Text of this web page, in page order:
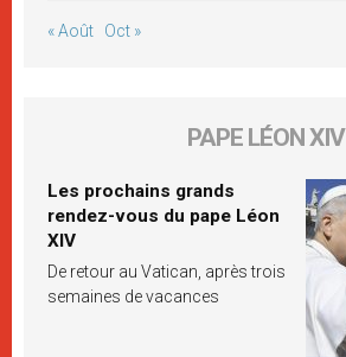
« Août Oct »
PAPE LÉON XIV
Les prochains grands
rendez-vous du pape Léon
XIV
De retour au Vatican, après trois
semaines de vacances